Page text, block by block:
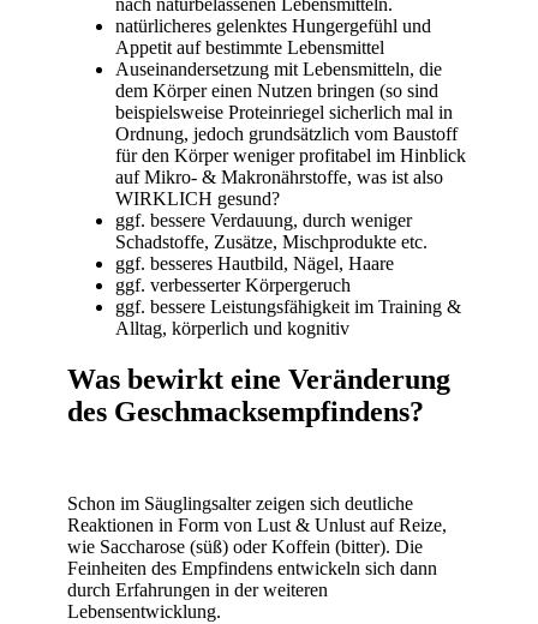
nach naturbelassenen Lebensmitteln.
natürlicheres gelenktes Hungergefühl und
Appetit auf bestimmte Lebensmittel
Auseinandersetzung mit Lebensmitteln, die
dem Körper einen Nutzen bringen (so sind
beispielsweise Proteinriegel sicherlich mal in
Ordnung, jedoch grundsätzlich vom Baustoff
für den Körper weniger profitabel im Hinblick
auf Mikro- & Makronährstoffe, was ist also
WIRKLICH gesund?
ggf. bessere Verdauung, durch weniger
Schadstoffe, Zusätze, Mischprodukte etc.
ggf. besseres Hautbild, Nägel, Haare
ggf. verbesserter Körpergeruch
ggf. bessere Leistungsfähigkeit im Training &
Alltag, körperlich und kognitiv
Was bewirkt eine Veränderung
des Geschmacksempfindens?
Schon im Säuglingsalter zeigen sich deutliche
Reaktionen in Form von Lust & Unlust auf Reize,
wie Saccharose (süß) oder Koffein (bitter). Die
Feinheiten des Empfindens entwickeln sich dann
durch Erfahrungen in der weiteren
Lebensentwicklung.